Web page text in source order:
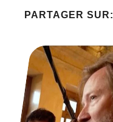
PARTAGER SUR: